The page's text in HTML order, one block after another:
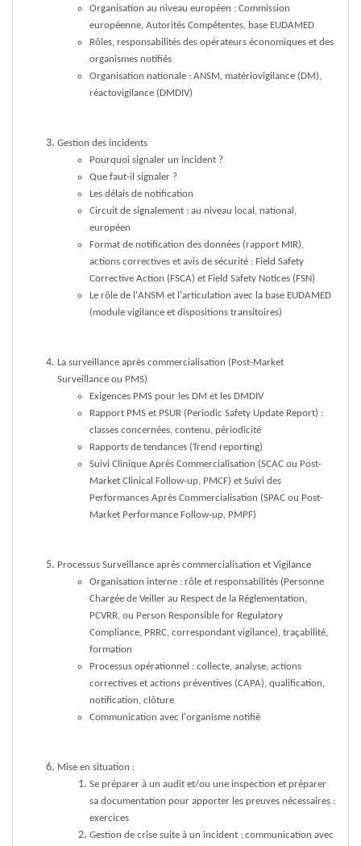
Organisation au niveau européen : Commission
européenne, Autorités Compétentes, base EUDAMED
Rôles, responsabilités des opérateurs économiques et des
organismes notifiés
Organisation nationale : ANSM, matériovigilance (DM),
réactovigilance (DMDIV)
Gestion des incidents
Pourquoi signaler un incident ?
Que faut-il signaler ?
Les délais de notification
Circuit de signalement : au niveau local, national,
européen
Format de notification des données (rapport MIR),
actions correctives et avis de sécurité : Field Safety
Corrective Action (FSCA) et Field Safety Notices (FSN)
Le rôle de l'ANSM et l'articulation avec la base EUDAMED
(module vigilance et dispositions transitoires)
La surveillance après commercialisation (Post-Market
Surveillance ou PMS)
Exigences PMS pour les DM et les DMDIV
Rapport PMS et PSUR (Periodic Safety Update Report) :
classes concernées, contenu, périodicité
Rapports de tendances (Trend reporting)
Suivi Clinique Après Commercialisation (SCAC ou Post-
Market Clinical Follow-up, PMCF) et Suivi des
Performances Après Commercialisation (SPAC ou Post-
Market Performance Follow-up, PMPF)
Processus Surveillance après commercialisation et Vigilance
Organisation interne : rôle et responsabilités (Personne
Chargée de Veiller au Respect de la Réglementation,
PCVRR, ou Person Responsible for Regulatory
Compliance, PRRC, correspondant vigilance), traçabilité,
formation
Processus opérationnel : collecte, analyse, actions
correctives et actions préventives (CAPA), qualification,
notification, clôture
Communication avec l'organisme notifié
Mise en situation :
Se préparer à un audit et/ou une inspection et préparer
sa documentation pour apporter les preuves nécessaires :
exercices
Gestion de crise suite à un incident : communication avec